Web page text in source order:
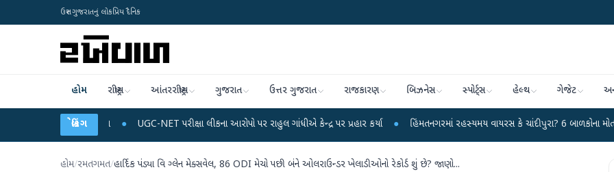
ઉત્તર ગુજરાતનું લોકપ્રિય દૈનિક
હોમ રાષ્ટ્રીય આંતરરાષ્ટ્રીય ગુજરાત ઉત્તર ગુજરાત રાજકારણ બિઝનેસ સ્પોર્ટ્સ હેલ્થ ગેજેટ
બ્રેકિંગUGC-NET પરીક્ષા લીકના આરોપો પર રાહુલ ગાંધીએ કેન્દ્ર પર પ્રહાર કર્યા ● હિંમતનગરમાં રહસ્યમય વાયરસ કે ચાંદીપુરા? 6 બાળકોના મોતથી ફફડાટ ●
હોમ/રમતગમત/હાર્દિક પંડ્યા વિ ગ્લેન મેક્સવેલ, 86 ODI મેચો પછી બંને ઓલરાઉન્ડર ખેલાડીઓનો રેકોર્ડ શું છે? જાણો...